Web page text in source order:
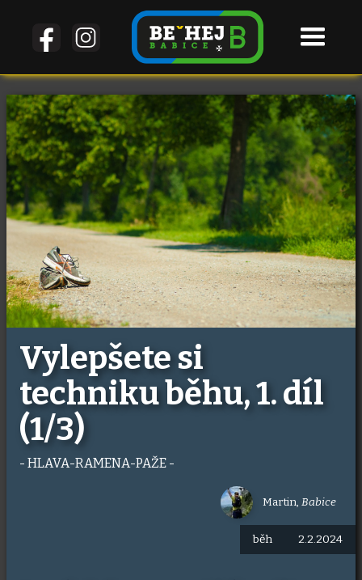
Vylepšete si
techniku běhu, 1. díl
(1/3)
- HLAVA-RAMENA-PAŽE -
Martin, Babice
běh 2.2.2024